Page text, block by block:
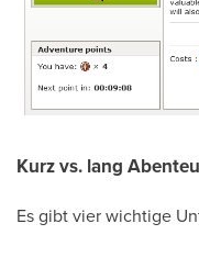
Kurz vs. lang
Es gibt vier wichtige